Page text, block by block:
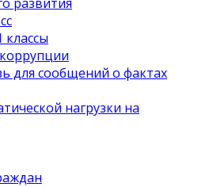
для сообщений о фактах
нагрузки на